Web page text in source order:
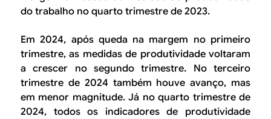
do trabalho no quarto trimestre de 2023.
Em 2024, após queda na margem no primeiro
trimestre, as medidas de produtividade voltaram
a crescer no segundo trimestre. No terceiro
trimestre de 2024 também houve avanço, mas
em menor magnitude. Já no quarto trimestre de
2024, todos os indicadores de produtividade